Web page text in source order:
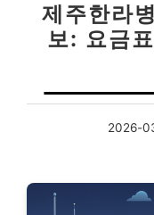
제주한라
보: 요금
2026-